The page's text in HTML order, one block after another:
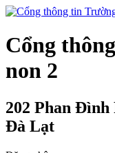
Cổng
non 2
202 Phan Đình
Đà Lạt